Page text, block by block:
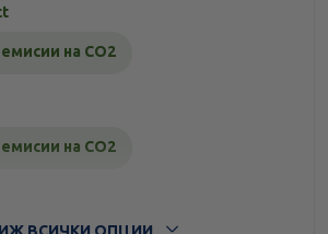
на CO2
на CO2